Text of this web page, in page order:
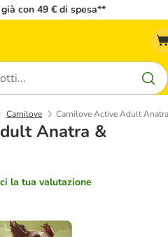
con 49 € di spesa**
Carnilove Carnilove Active Adult
Anatra &
la tua valutazione